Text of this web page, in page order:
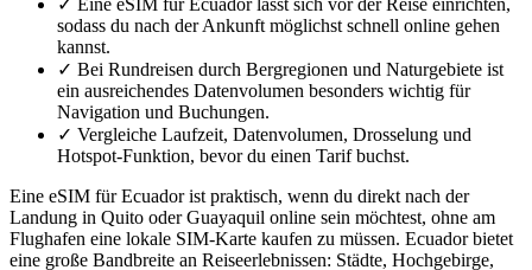
sodass du nach der Ankunft möglichst schnell online gehen
kannst.
✓ Bei Rundreisen durch Bergregionen und Naturgebiete ist
ein ausreichendes Datenvolumen besonders wichtig für
Navigation und Buchungen.
✓ Vergleiche Laufzeit, Datenvolumen, Drosselung und
Hotspot-Funktion, bevor du einen Tarif buchst.
Eine eSIM für Ecuador ist praktisch, wenn du direkt nach der
Landung in Quito oder Guayaquil online sein möchtest, ohne am
Flughafen eine lokale SIM-Karte kaufen zu müssen. Ecuador bietet
eine große Bandbreite an Reiseerlebnissen: Städte, Hochgebirge,